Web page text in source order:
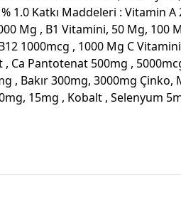
1.0 Katkı Maddeleri : Vitamin
Mg , B1 Vitamini, 50 Mg, 100
1000mcg , 1000 Mg C
Ca Pantotenat 500mg ,
, Bakır 300mg, 3000mg Çinko,
15mg , Kobalt , Selenyum